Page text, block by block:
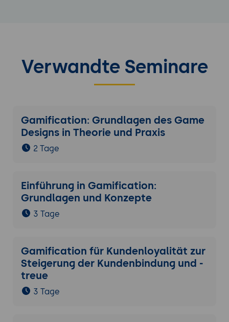
Verwandte Seminare
Gamification: Grundlagen des Game
Designs in Theorie und Praxis
2 Tage
Einführung in Gamification:
Grundlagen und Konzepte
3 Tage
Gamification für Kundenloyalität zur
Steigerung der Kundenbindung und -
treue
3 Tage